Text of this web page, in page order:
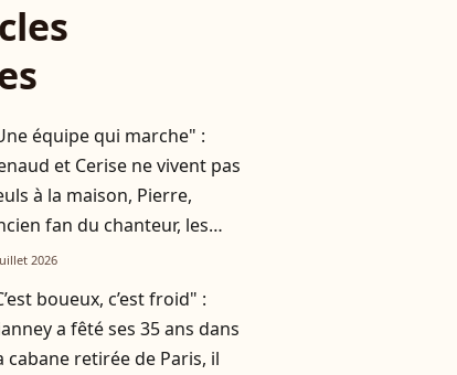
équipe qui marche" :
et Cerise ne vivent pas
à la maison, Pierre,
fan du chanteur, les
au quotidien
2026
boueux, c’est froid" :
a fêté ses 35 ans dans
cabane retirée de Paris, il